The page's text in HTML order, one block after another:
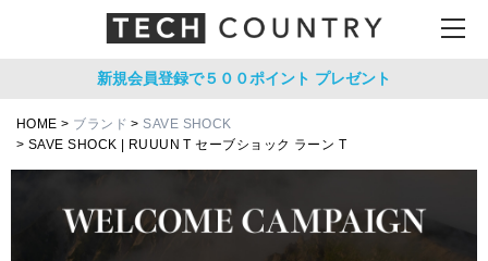
新規会員登録で５００ポイント プレゼント
HOME ブランド
SAVE SHOCK
SAVE SHOCK | RUUUN T セーブショック ラーン T